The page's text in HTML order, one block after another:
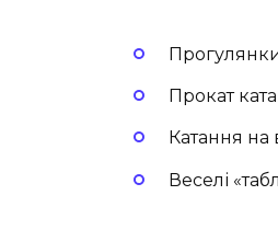
Прокат
Катання
Веселі